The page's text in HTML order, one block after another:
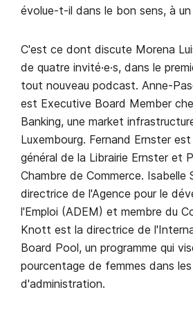
évolue-t-il dans le bon sens, à
C'est ce dont discute Morena
de quatre invité·e·s, dans le
tout nouveau podcast. Anne-
est Executive Board Member
Banking, une market
Luxembourg. Fernand Ernster
général de la Librairie Ernster et
Chambre de Commerce. Isabelle
directrice de l'Agence pour le
l'Emploi (ADEM) et membre du
Knott est la directrice de
Board Pool, un programme qui
pourcentage de femmes dans
d'administration.